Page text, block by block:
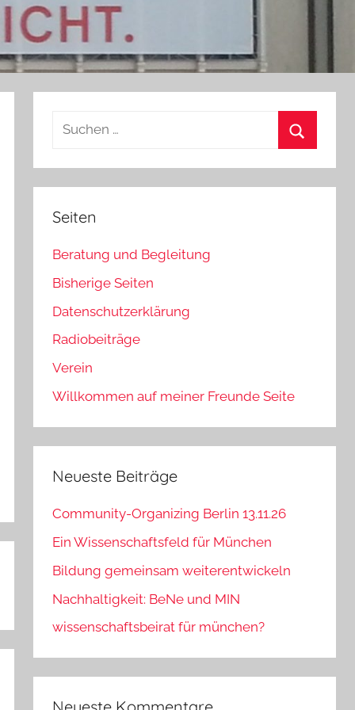
Suchen
Seiten
Beratung und Begleitung
Bisherige Seiten
Datenschutzerklärung
Radiobeiträge
Verein
Willkommen auf meiner Freunde Seite
Neueste Beiträge
Community-Organizing Berlin 13.11.26
Ein Wissenschaftsfeld für München
Bildung gemeinsam weiterentwickeln
Nachhaltigkeit: BeNe und MIN
wissenschaftsbeirat für münchen?